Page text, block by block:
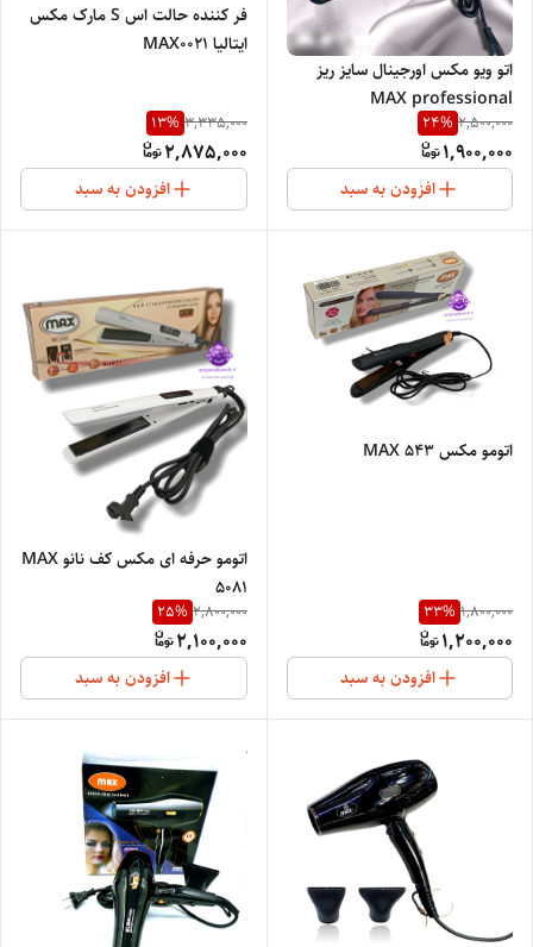
اتو ویو مکس اورجینال سایز ریز
MAX professional
salon5542
2,500,000
24%
1,900,000
افزودن به سبد
فر کننده حالت اس S مارک مکس
ایتالیا MAX0021
3,335,000
13%
2,875,000
افزودن به سبد
اتومو مکس MAX 543
1,800,000
33%
1,200,000
افزودن به سبد
اتومو حرفه ای مکس کف نانو MAX
5081
2,800,000
25%
2,100,000
افزودن به سبد